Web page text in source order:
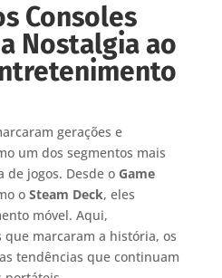
Consoles
Nostalgia ao
gerações e
um dos segmentos mais
jogos. Desde o Game
o Steam Deck, eles
móvel. Aqui,
que marcaram a história, os
tendências que continuam